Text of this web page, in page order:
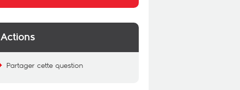
Actions
Partager cette question